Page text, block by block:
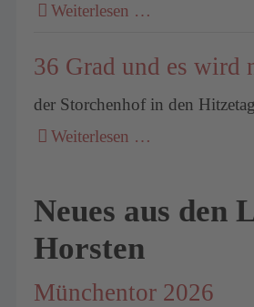
Weiterlesen …
36 Grad und es wird
der Storchenhof in den
Weiterlesen …
Neues aus den
Horsten
Münchentor 2026